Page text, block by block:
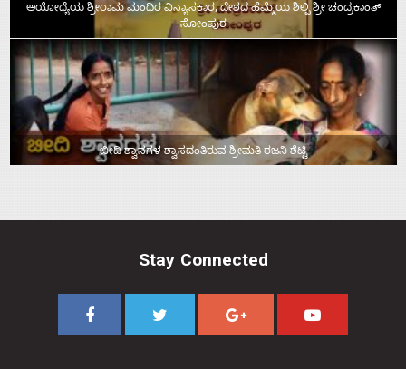
ಅಯೋಧ್ಯೆಯ ಶ್ರೀರಾಮ ಮಂದಿರ ವಿನ್ಯಾಸಕಾರ, ದೇಶದ ಹೆಮ್ಮೆಯ ಶಿಲ್ಪಿ ಶ್ರೀ ಚಂದ್ರಕಾಂತ್‌
ಸೋಂಪುರ
ಬೀದಿ ಶ್ವಾನಗಳ ಶ್ವಾಸದಂತಿರುವ ಶ್ರೀಮತಿ ರಜನಿ ಶೆಟ್ಟಿ
Stay Connected